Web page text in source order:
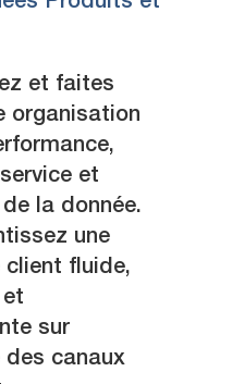
et faites
organisation
et
la donnée.
une
client fluide,
sur
des canaux